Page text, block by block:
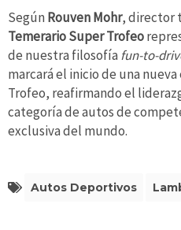
Según Rouven Mohr, director
Temerario Super Trofeo
de nuestra filosofía fun-to-
marcará el inicio de una
Trofeo, reafirmando el
categoría de autos de
exclusiva del mundo.
Autos Deportivos